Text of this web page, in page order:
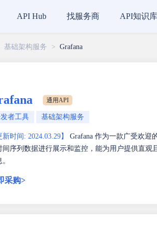
基础架构服务 > Grafana
通用API
者工具 基础架构服务
新时间: 2024.03.29】
Grafana 作为一款广受欢迎
间序列数据进行展示和监控，能为用户提供直
采购>
API Hub 找服务商 API知识库